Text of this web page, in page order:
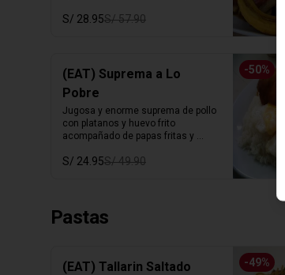
S/ 28.95S/ 57.90
-50%
(EAT) Suprema a Lo
Pobre
Jugosa y enorme suprema de pollo
con platanos y huevo frito
acompañado de papas fritas y
S/ 24.95S/ 49.90
Pastas
-49%
(EAT) Tallarin Saltado